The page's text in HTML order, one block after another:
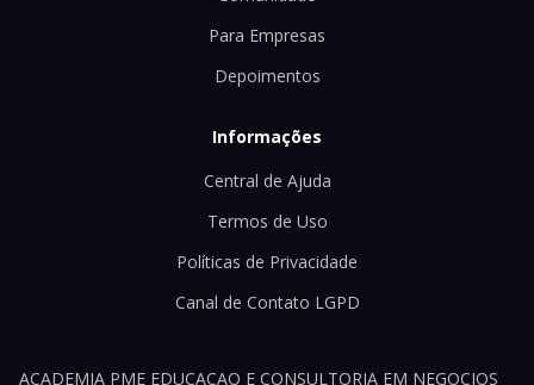
Para Empresas
Depoimentos
Informações
Central de Ajuda
Termos de Uso
Políticas de Privacidade
Canal de Contato LGPD
ACADEMIA PME EDUCACAO E CONSULTORIA EM NEGOCIOS